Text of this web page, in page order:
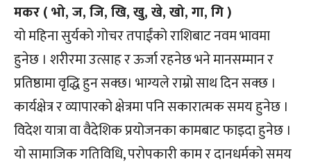
मकर ( भो, ज, जि, खि, खु, खे, खो, गा, गि )
यो महिना सुर्यको गोचर तपाईंको राशिबाट नवम भावमा
हुनेछ । शरीरमा उत्साह र ऊर्जा रहनेछ भने मानसम्मान र
प्रतिष्ठामा वृद्धि हुन सक्छ। भाग्यले राम्रो साथ दिन सक्छ ।
कार्यक्षेत्र र व्यापारको क्षेत्रमा पनि सकारात्मक समय हुनेछ ।
विदेश यात्रा वा वैदेशिक प्रयोजनका कामबाट फाइदा हुनेछ ।
यो सामाजिक गतिविधि, परोपकारी काम र दानधर्मको समय